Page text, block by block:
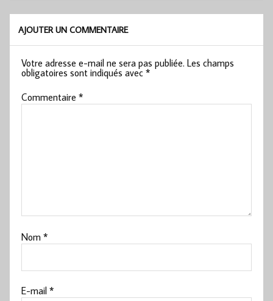
AJOUTER UN COMMENTAIRE
Votre adresse e-mail ne sera pas publiée. Les champs
obligatoires sont indiqués avec*
Commentaire*
Nom*
E-mail*